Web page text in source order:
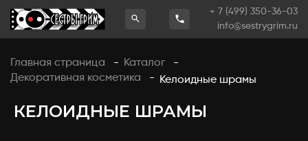
+ 7 (499) 350-36-03
info@sestrygrim.ru
Главная страница - Каталог
-
Декоративная косметика
- Келоидные шрамы
КЕЛОИДНЫЕ ШРАМЫ